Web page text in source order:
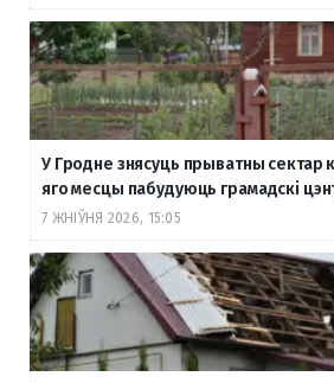
У Гродне знясуць прыватны сектар
яго месцы пабудуюць грамадскі
7 ЖНІЎНЯ 2026, 15:05